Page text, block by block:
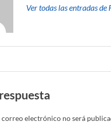
Ver todas las entradas
electrónico no será